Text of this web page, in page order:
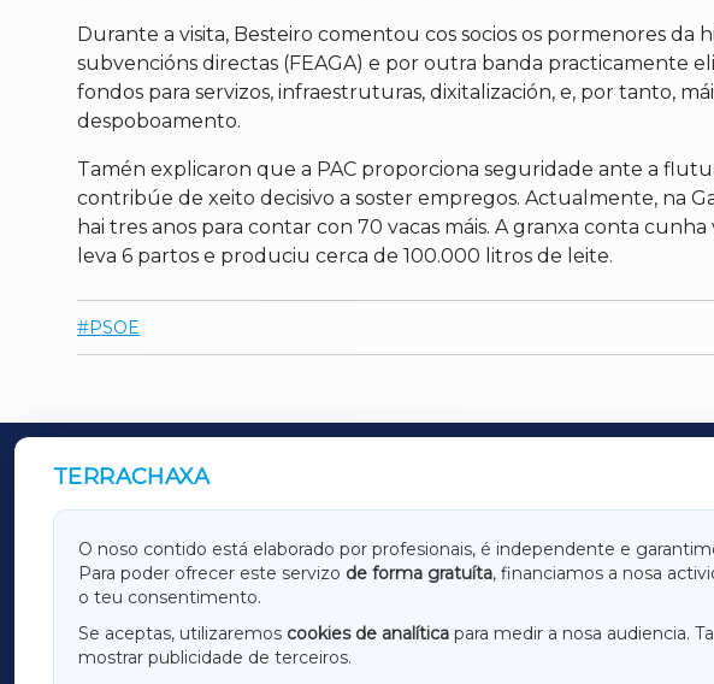
Durante a visita, Besteiro comentou cos socios os pormenores
subvencións directas (FEAGA) e por outra banda practicamente
fondos para servizos, infraestruturas, dixitalización, e, por tanto,
despoboamento.
Tamén explicaron que a PAC proporciona seguridade ante a
contribúe de xeito decisivo a soster empregos. Actualmente, na
hai tres anos para contar con 70 vacas máis. A granxa conta
leva 6 partos e produciu cerca de 100.000 litros de leite.
PSOE
TERRACHAXA
O noso contido está elaborado por profesionais, é independente e
Para poder ofrecer este servizo de forma gratuíta, financiamos a nosa
o teu consentimento.
Se aceptas, utilizaremos cookies de analítica para medir a nosa audiencia.
mostrar publicidade de terceiros.
OUTROS PERIÓDICOS
GALICIAXA LUGOXA
AMARIÑAXA
RIBEIRASACRAXA
OURENSEXA